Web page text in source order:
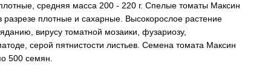
Grow
Удобрение Smart Grow
Томат
средняя масса 200 - 220 г. Спелые томаты Максин
плотные и сахарные. Высокорослое растение
вирусу томатной мозаики, фузариозу,
серой пятнистости листьев. Семена томата Максин
500 семян.